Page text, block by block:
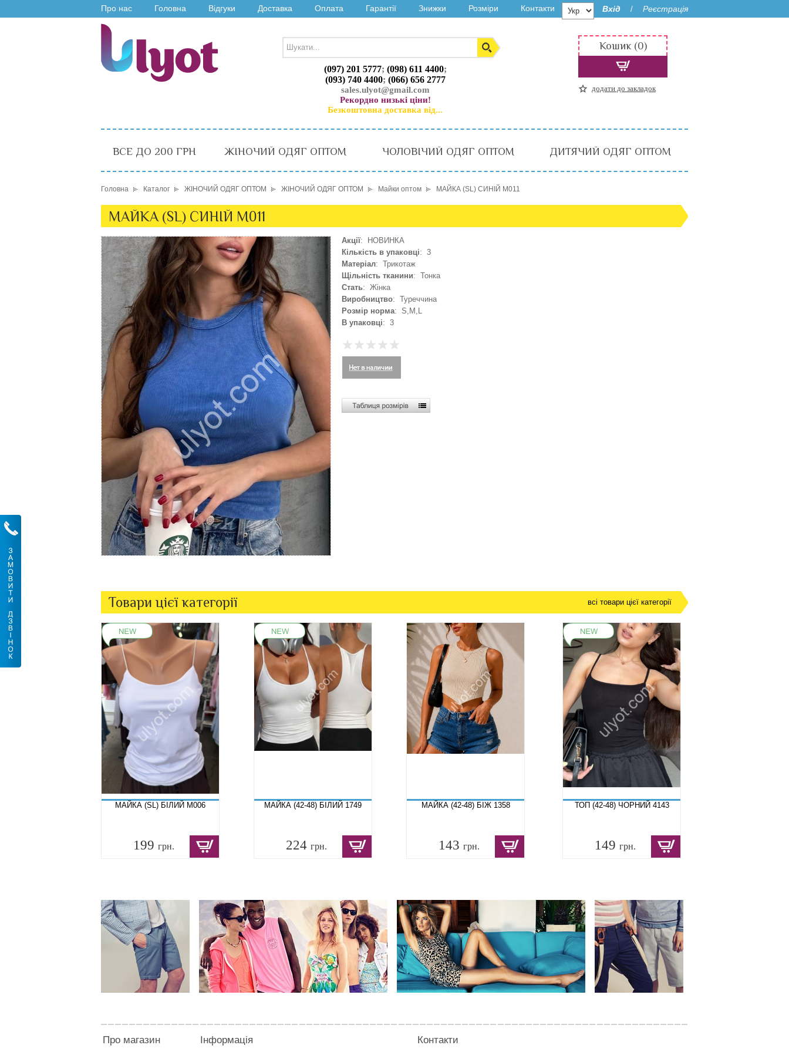
Про нас Головна Відгуки Доставка Оплата Гарантії Знижки Розміри Контакти Вхід / Реєстрація
(097) 201 5777; (098) 611 4400;
(093) 740 4400; (066) 656 2777
sales.ulyot@gmail.com
Рекордно низькі ціни!
Безкоштовна доставка від...
Кошик (0)
додати до закладок
ВСЕ ДО 200 ГРН ЖІНОЧИЙ ОДЯГ ОПТОМ ЧОЛОВІЧИЙ ОДЯГ ОПТОМ ДИТЯЧИЙ ОДЯГ ОПТОМ
Головна Каталог ЖІНОЧИЙ ОДЯГ ОПТОМ ЖІНОЧИЙ ОДЯГ ОПТОМ Майки оптом МАЙКА (SL) СИНІЙ M011
МАЙКА (SL) СИНІЙ M011
Акції: НОВИНКА
Кількість в упаковці: 3
Матеріал: Трикотаж
Щільність тканини: Тонка
Стать: Жінка
Виробництво: Туреччина
Розмір норма: S,M,L
В упаковці: 3
Товари цієї категорії всі товари цієї категорії
МАЙКА (SL) БІЛИЙ M006
199 грн.
МАЙКА (42-48) БІЛИЙ 1749
224 грн.
МАЙКА (42-48) БІЖ 1358
143 грн.
ТОП (42-48) ЧОРНИЙ 4143
149 грн.
Про магазин Інформація Контакти